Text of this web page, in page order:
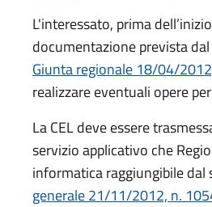
L'interessato, prima
documentazione prevista
Giunta regionale 18/04/
realizzare eventuali opere
La CEL deve essere
servizio applicativo che
informatica raggiungibile dal
generale 21/11/2012, n.